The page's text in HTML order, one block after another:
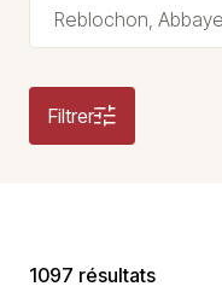
Filtrer
1097 résultats